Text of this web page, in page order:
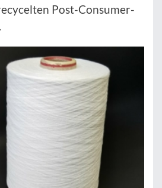
Post-Consumer-